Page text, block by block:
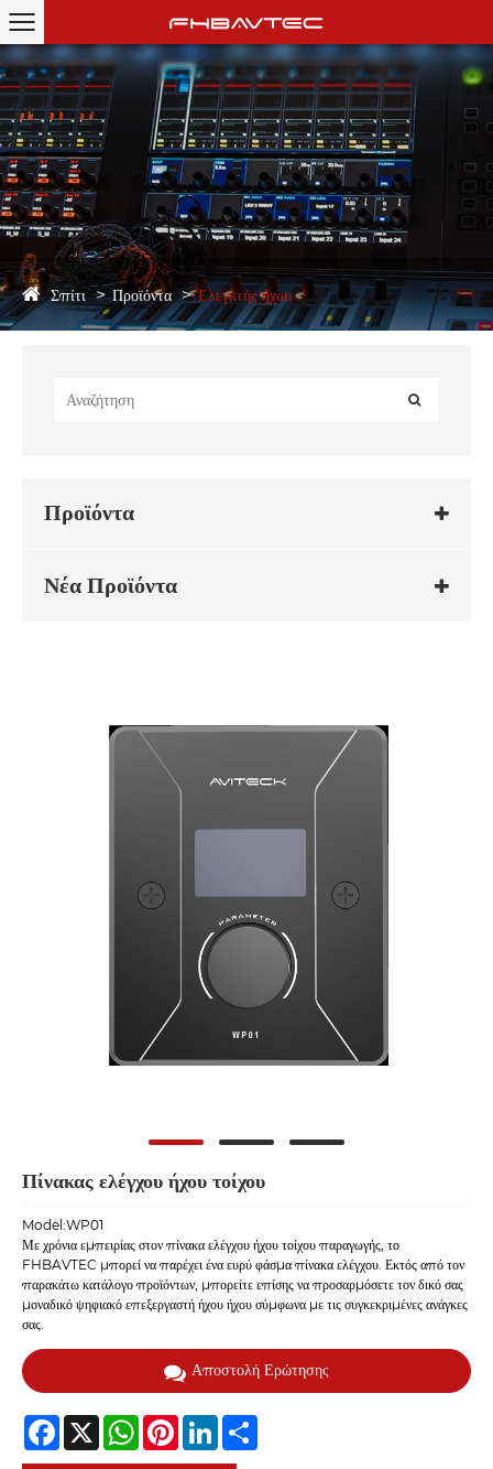
Σπίτι Προϊόντα Ελεγκτής ήχου
Προϊόντα
Νέα Προϊόντα
Πίνακας ελέγχου ήχου τοίχου
Model:WP01
Με χρόνια εμπειρίας στον πίνακα ελέγχου ήχου τοίχου παραγωγής, το
FHBAVTEC μπορεί να παρέχει ένα ευρύ φάσμα πίνακα ελέγχου. Εκτός από τον
παρακάτω κατάλογο προϊόντων, μπορείτε επίσης να προσαρμόσετε τον δικό σας
μοναδικό ψηφιακό επεξεργαστή ήχου ήχου σύμφωνα με τις συγκεκριμένες ανάγκες
σας.
Αποστολή Ερώτησης
Facebook
X WhatsAppPinterestLinkedIn